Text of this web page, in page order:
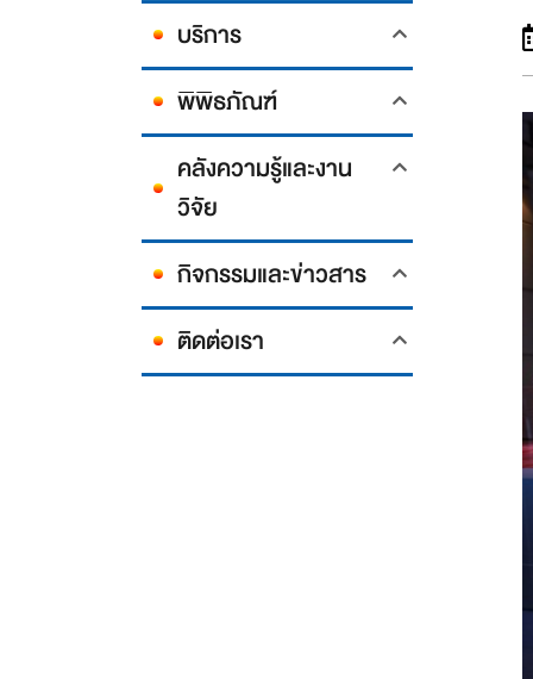
บริการ
พิพิธภัณฑ์
คลังความรู้และงาน
วิจัย
กิจกรรมและข่าวสาร
ติดต่อเรา